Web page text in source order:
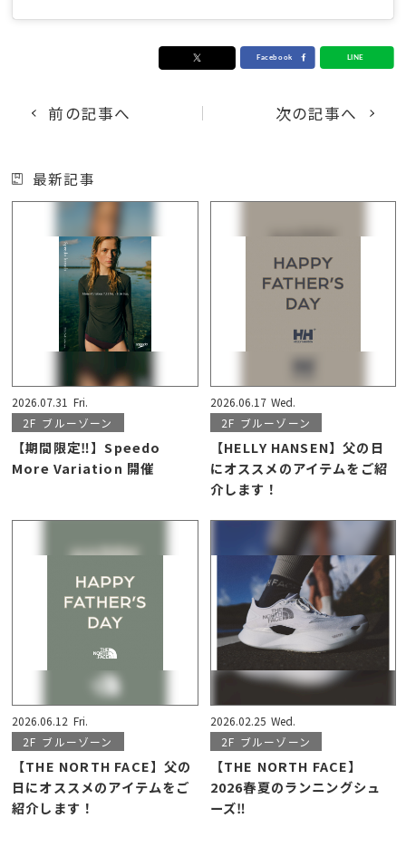
前の記事へ 次の記事へ
最新記事
2026.07.31 Fri.
2F ブルーゾーン
【期間限定‼】Speedo
More Variation 開催
2026.06.17 Wed.
2F ブルーゾーン
【HELLY HANSEN】父の日
にオススメのアイテムをご紹
介します！
2026.06.12 Fri.
2F ブルーゾーン
【THE NORTH FACE】父の
日にオススメのアイテムをご
紹介します！
2026.02.25 Wed.
2F ブルーゾーン
【THE NORTH FACE】
2026春夏のランニングシュ
ーズ‼